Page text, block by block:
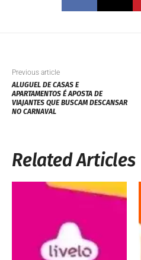
Previous article
ALUGUEL DE CASAS E
APARTAMENTOS É APOSTA DE
VIAJANTES QUE BUSCAM DESCANSAR
NO CARNAVAL
Related Articles